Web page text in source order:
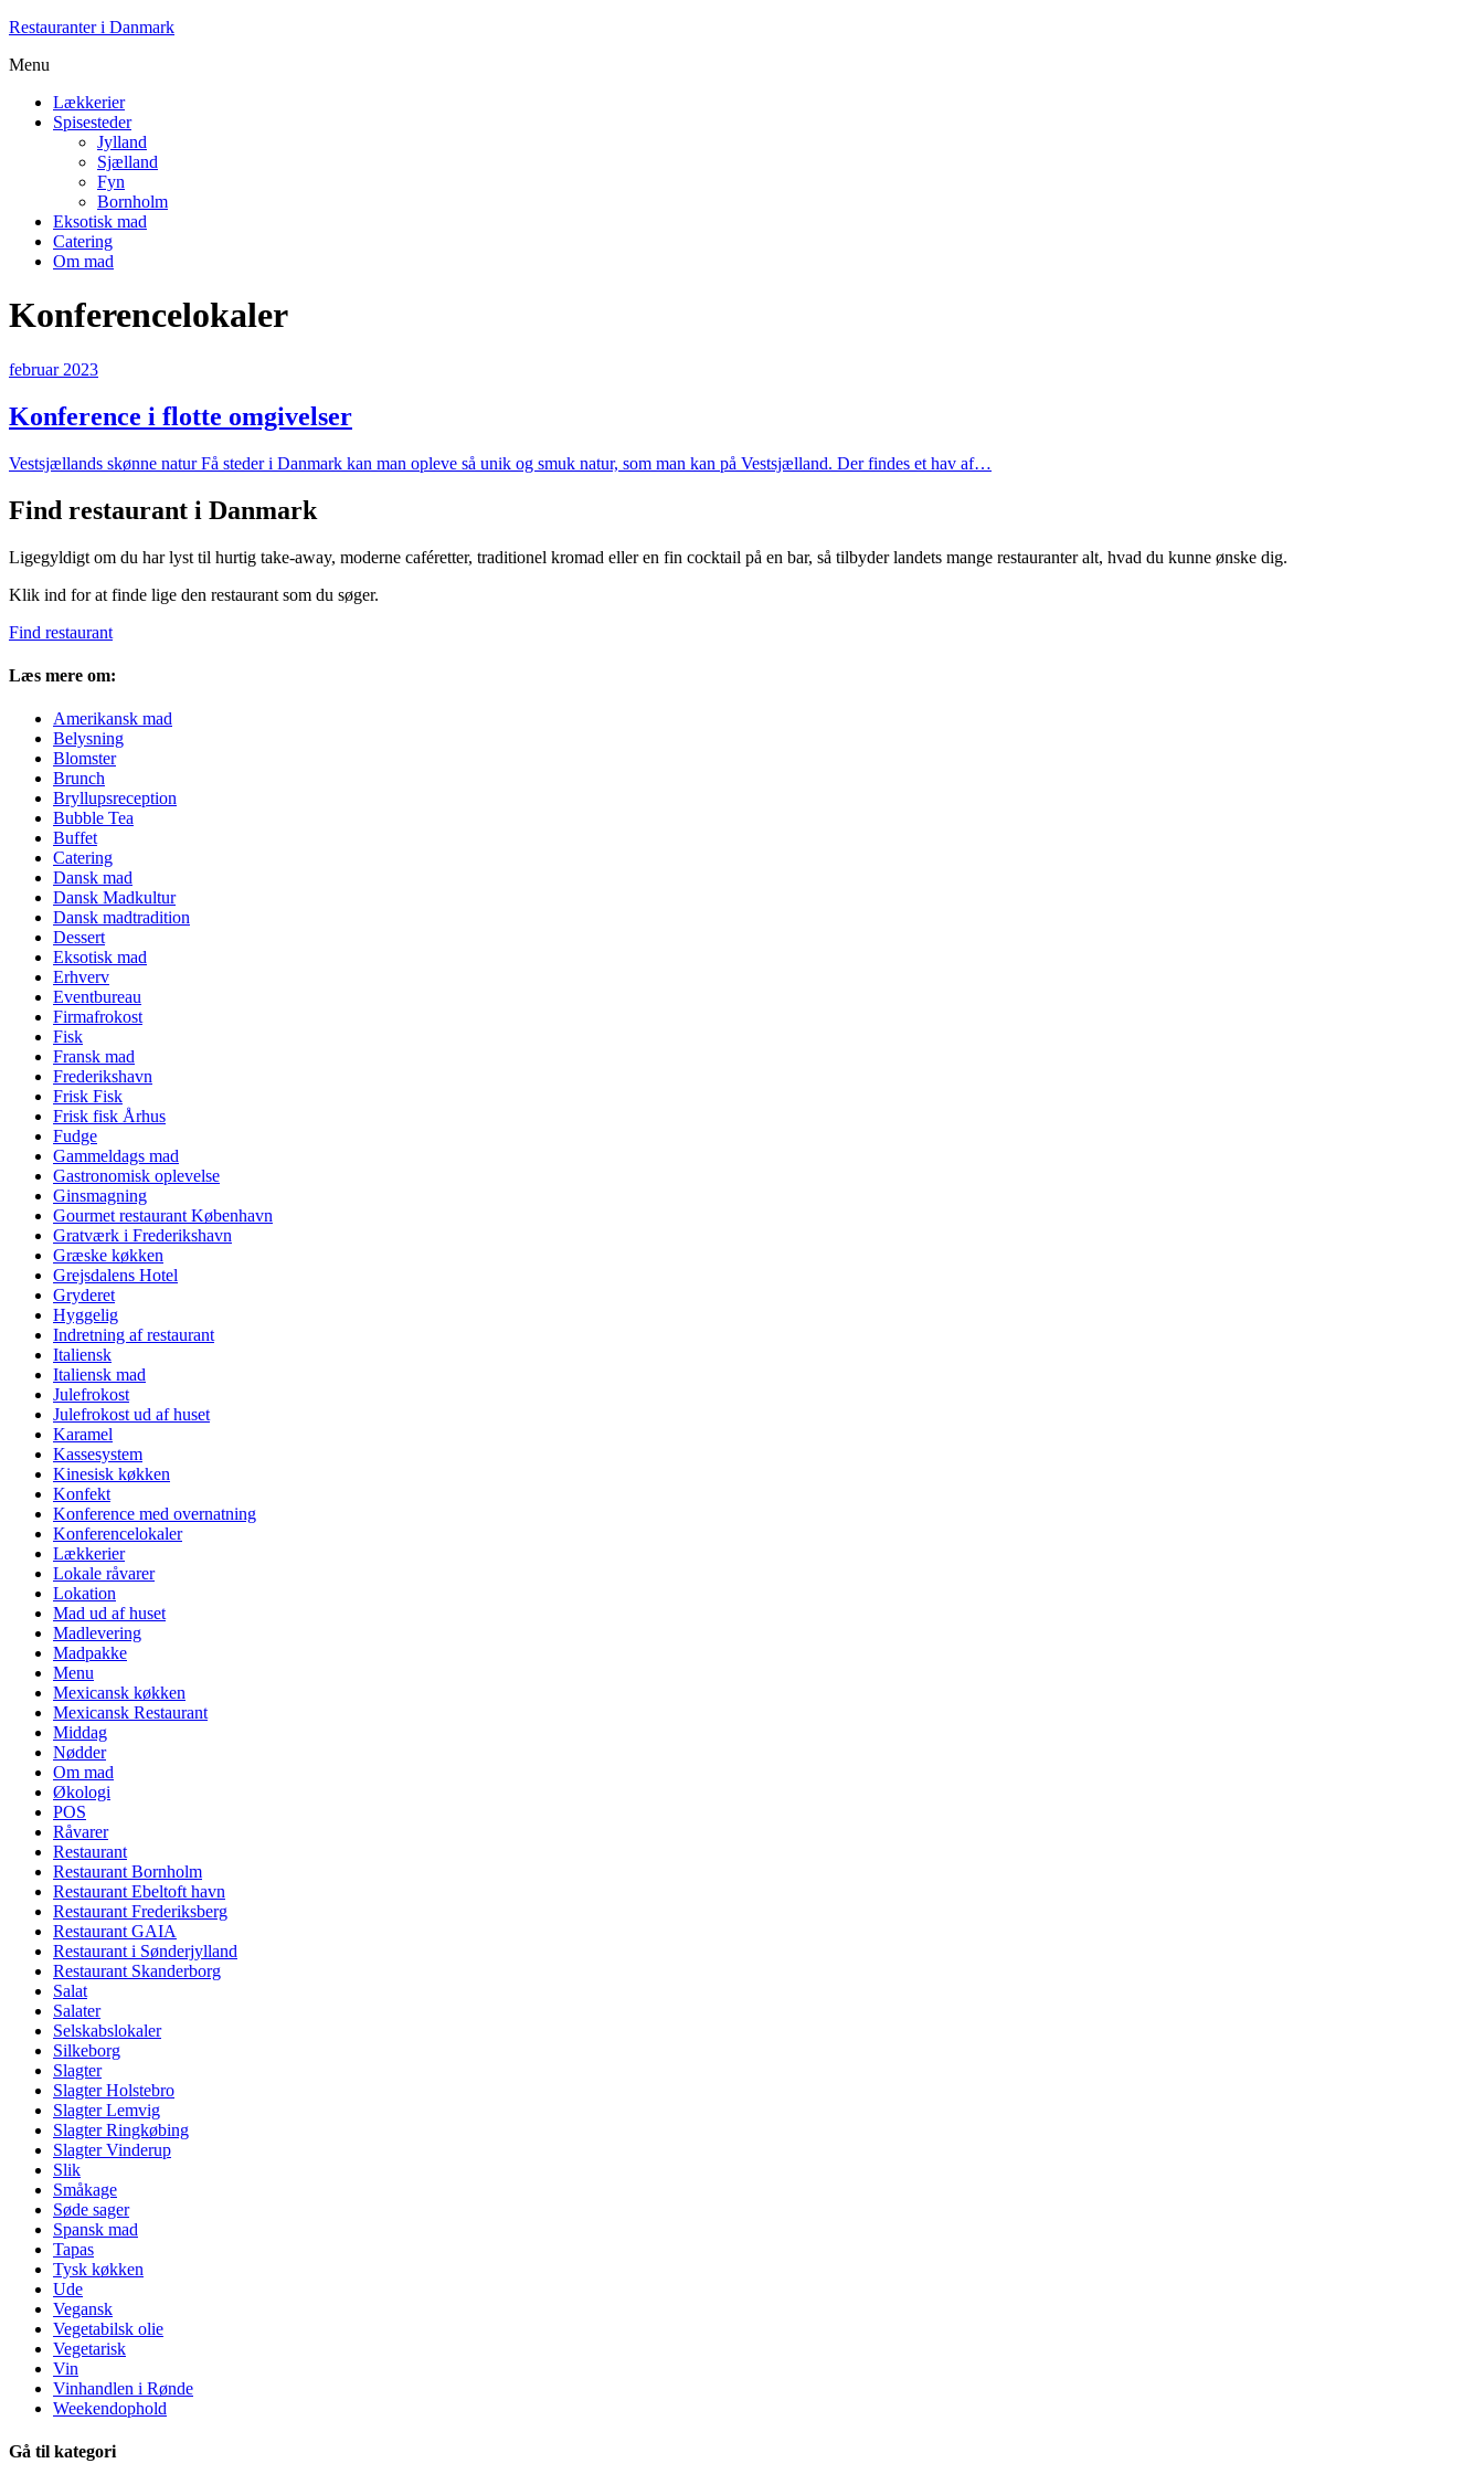
Restauranter i Danmark
Menu
Lækkerier
Spisesteder
Jylland
Sjælland
Fyn
Bornholm
Eksotisk mad
Catering
Om mad
Konferencelokaler
februar 2023
Konference i flotte omgivelser
Vestsjællands skønne natur Få steder i Danmark kan man opleve så unik og smuk natur, som man kan på Vestsjælland. Der findes et hav af…
Find restaurant i Danmark
Ligegyldigt om du har lyst til hurtig take-away, moderne caféretter, traditionel kromad eller en fin cocktail på en bar, så tilbyder landets mange restauranter alt, hvad du kunne ønske dig.
Klik ind for at finde lige den restaurant som du søger.
Find restaurant
Læs mere om:
Amerikansk mad
Belysning
Blomster
Brunch
Bryllupsreception
Bubble Tea
Buffet
Catering
Dansk mad
Dansk Madkultur
Dansk madtradition
Dessert
Eksotisk mad
Erhverv
Eventbureau
Firmafrokost
Fisk
Fransk mad
Frederikshavn
Frisk Fisk
Frisk fisk Århus
Fudge
Gammeldags mad
Gastronomisk oplevelse
Ginsmagning
Gourmet restaurant København
Gratværk i Frederikshavn
Græske køkken
Grejsdalens Hotel
Gryderet
Hyggelig
Indretning af restaurant
Italiensk
Italiensk mad
Julefrokost
Julefrokost ud af huset
Karamel
Kassesystem
Kinesisk køkken
Konfekt
Konference med overnatning
Konferencelokaler
Lækkerier
Lokale råvarer
Lokation
Mad ud af huset
Madlevering
Madpakke
Menu
Mexicansk køkken
Mexicansk Restaurant
Middag
Nødder
Om mad
Økologi
POS
Råvarer
Restaurant
Restaurant Bornholm
Restaurant Ebeltoft havn
Restaurant Frederiksberg
Restaurant GAIA
Restaurant i Sønderjylland
Restaurant Skanderborg
Salat
Salater
Selskabslokaler
Silkeborg
Slagter
Slagter Holstebro
Slagter Lemvig
Slagter Ringkøbing
Slagter Vinderup
Slik
Småkage
Søde sager
Spansk mad
Tapas
Tysk køkken
Ude
Vegansk
Vegetabilsk olie
Vegetarisk
Vin
Vinhandlen i Rønde
Weekendophold
Gå til kategori